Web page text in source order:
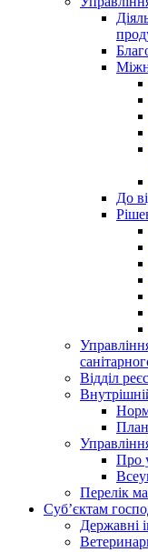
До
Відділ
План
Про
Перелік
Суб’єктам
Державні